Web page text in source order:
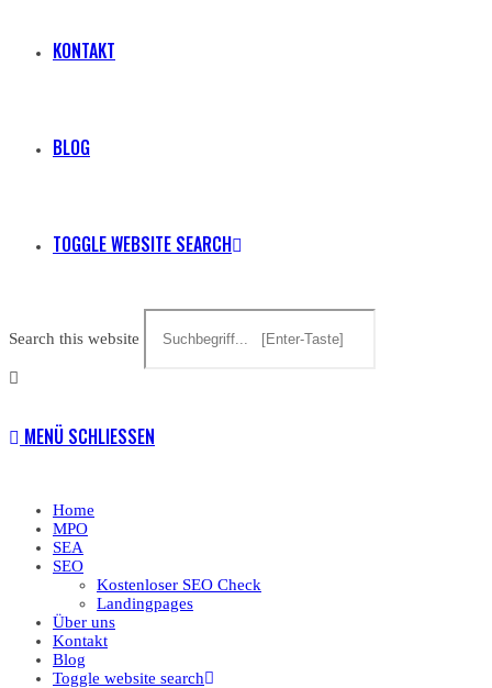
KONTAKT
BLOG
TOGGLE WEBSITE SEARCH
Search this website
MENÜ SCHLIESSEN
Home
MPO
SEA
SEO
Kostenloser SEO Check
Landingpages
Über uns
Kontakt
Blog
Toggle website search